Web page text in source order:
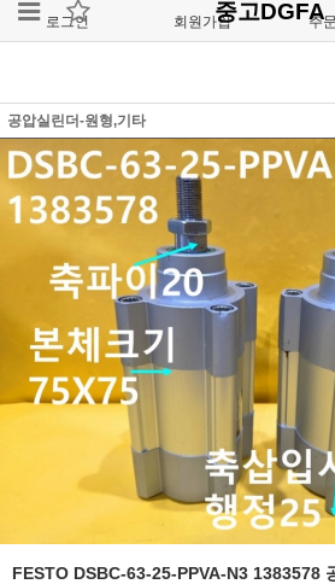
로그인 회원가입 주
중고DGFA
공압실린더-원형,기타
FESTO DSBC-63-25-PPVA-N3 1383578